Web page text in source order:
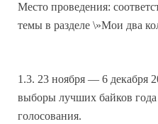
Место проведения:
темы в разделе \»Мои два
1.3. 23 ноября — 6 декабря
выборы лучших байков
голосования.